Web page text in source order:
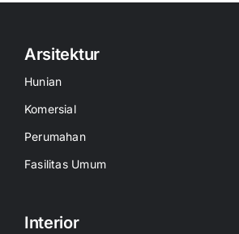
Arsitektur
Hunian
Komersial
Perumahan
Fasilitas Umum
Interior